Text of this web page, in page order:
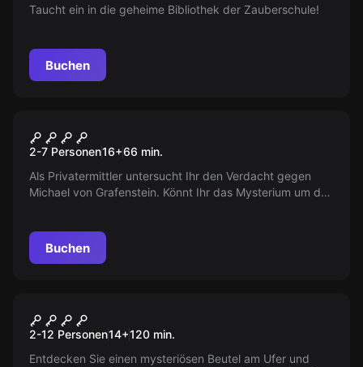
Taucht ein in die geheime Bibliothek der Zauberschule!
Buchen
DER RIPPER VON ESSEN
2-7 Personen16+66 min.
Als Privatermittler untersucht Ihr den Verdacht gegen
Michael von Grafenstein. Könnt Ihr das Mysterium um das
Buchen
DER VERDÄCHTIGE FUND
2-12 Personen14+120 min.
Entdecken Sie einen mysteriösen Beutel am Ufer und